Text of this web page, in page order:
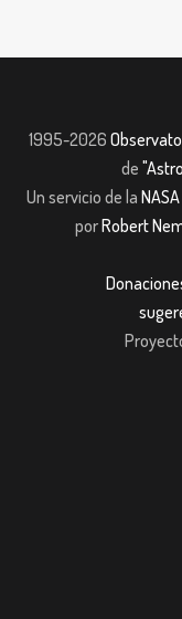
1995-2026
de
Un servicio de la NASA
porRobert